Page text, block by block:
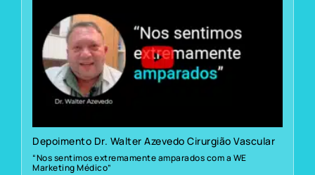
Depoimento Dr. Walter Azevedo Cirurgião Vascular
“Nos sentimos extremamente amparados com a WE
Marketing Médico”